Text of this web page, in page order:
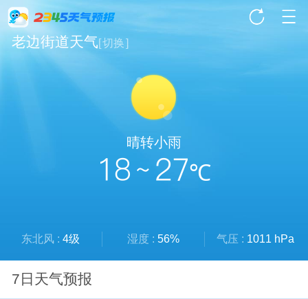
老边街道天气[切换]
晴转小雨
18 ~ 27℃
东北风 :4级 湿度 : 56% 气压 : 1011 hPa
7日天气预报